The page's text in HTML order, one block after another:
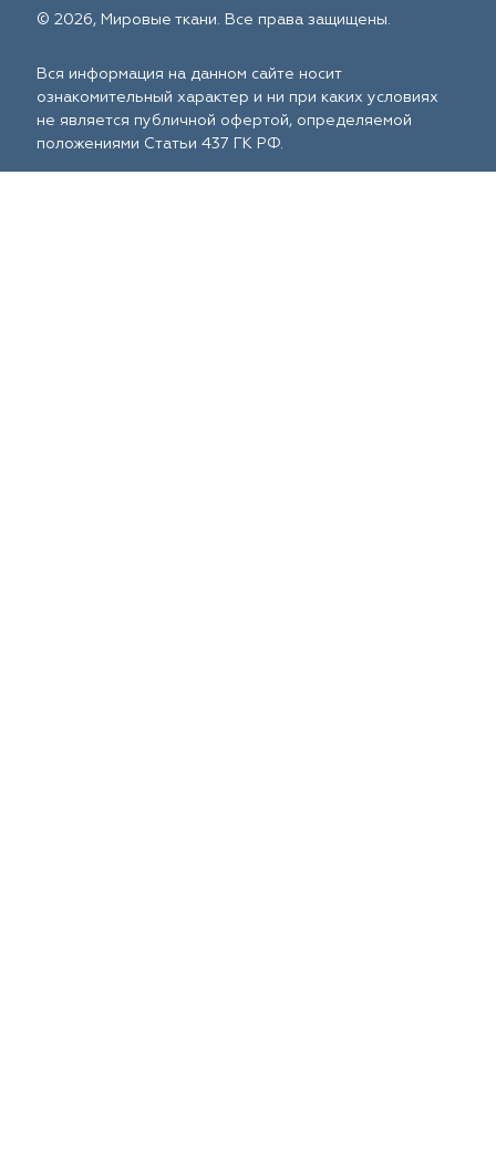
© 2026, Мировые ткани. Все права защищены.
Вся информация на данном сайте носит
ознакомительный характер и ни при каких условиях
не является публичной офертой, определяемой
положениями Статьи 437 ГК РФ.